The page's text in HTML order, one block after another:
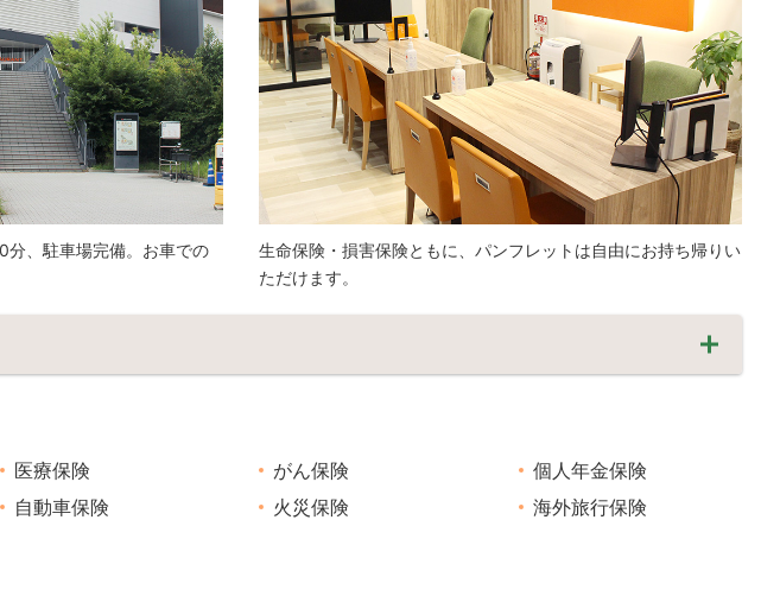
分、駐車場完備。お車での
生命保険・損害保険ともに、パンフレットは自由にお持ち帰りい
ただけます。
医療保険 がん保険
個人年金保険
自動車保険 火災保険
海外旅行保険